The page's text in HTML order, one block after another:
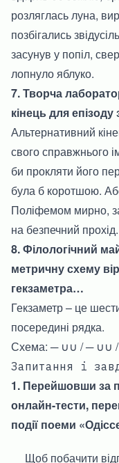
розляглась луна,
позбігались
засунув у попіл,
лопнуло яблуко.
7. Творча
кінець для
Альтернативний
свого справжнього
би прокляти його
була б коротшою.
Поліфемом мирно,
на безпечний прохід.
8. Філологічний
метричну схему
гекзаметра…
Гекзаметр – це
посередині рядка.
Схема: ─ ∪∪ / ─ ∪∪
Запитання і
1. Перейшовши за
онлайн-тести,
події поеми
Щоб побачити